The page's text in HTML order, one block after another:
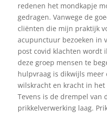
redenen het mondkapje
gedragen. Vanwege de
cliënten die mijn praktijk
acupunctuur bezoeken in
post covid klachten wordt
deze groep mensen te
hulpvraag is dikwijls meer
wilskracht en kracht in het
Tevens is de drempel van
prikkelverwerking laag.